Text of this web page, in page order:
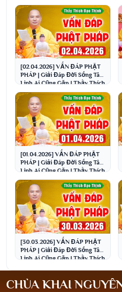
Đạo Thịnh
[02.04.2026] VẤN ĐÁP PHẬT
PHÁP | Giải Đáp Đời Sống Tâm
Linh Ai Cũng Gặp | Thầy Thích
Đạo Thịnh
[01.04.2026] VẤN ĐÁP PHẬT
PHÁP | Giải Đáp Đời Sống Tâm
Linh Ai Cũng Gặp | Thầy Thích
Đạo Thịnh
[30.03.2026] VẤN ĐÁP PHẬT
PHÁP | Giải Đáp Đời Sống Tâm
Linh Ai Cũng Gặp | Thầy Thích
CHÙA KHAI